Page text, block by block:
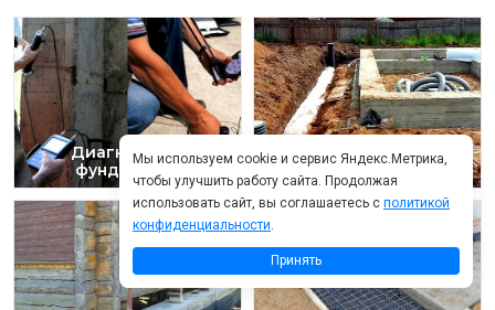
Диагностика
фундамента
Дренаж фундамента
Мы используем cookie и сервис Яндекс.Метрика,
чтобы улучшить работу сайта. Продолжая
использовать сайт, вы соглашаетесь с политикой
конфиденциальности.
Принять